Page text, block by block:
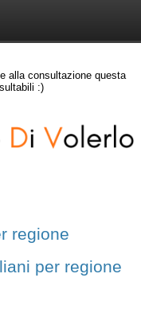
alla consultazione questa
:)
regione
per regione